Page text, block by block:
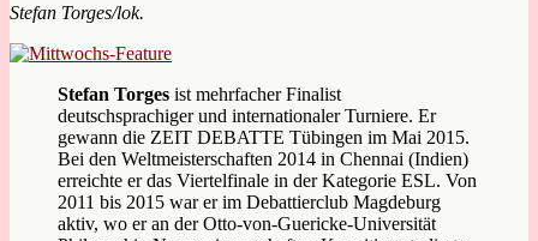
Stefan Torges/lok.
Stefan Torges ist mehrfacher Finalist
deutschsprachiger und internationaler Turniere. Er
gewann die ZEIT DEBATTE Tübingen im Mai 2015.
Bei den Weltmeisterschaften 2014 in Chennai (Indien)
erreichte er das Viertelfinale in der Kategorie ESL. Von
2011 bis 2015 war er im Debattierclub Magdeburg
aktiv, wo er an der Otto-von-Guericke-Universität